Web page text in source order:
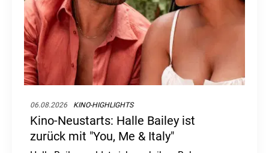
06.08.2026 KINO-HIGHLIGHTS
Kino-Neustarts: Halle Bailey ist
zurück mit "You, Me & Italy"